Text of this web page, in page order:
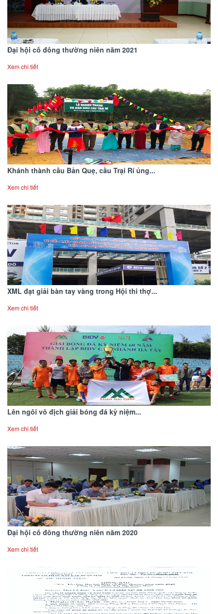
Đại hội cổ đông thường niên năm 2021
Xem chi tiết
Khánh thành cầu Bản Quẹ, cầu Trại Rí ủng...
Xem chi tiết
XML đạt giải bàn tay vàng trong Hội thi thợ...
Xem chi tiết
Lên ngôi vô địch giải bóng đá kỷ niệm...
Xem chi tiết
Đại hội cổ đông thường niên năm 2020
Xem chi tiết